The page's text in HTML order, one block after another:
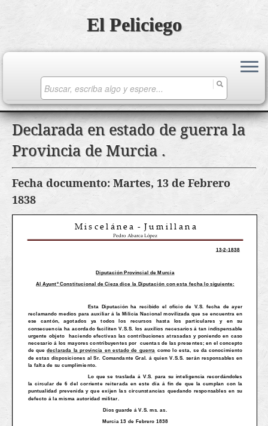
Saltar
contenido
El Peliciego
Declarada en estado de guerra la
Provincia de Murcia .
Fecha documento: Martes, 13 de Febrero
1838